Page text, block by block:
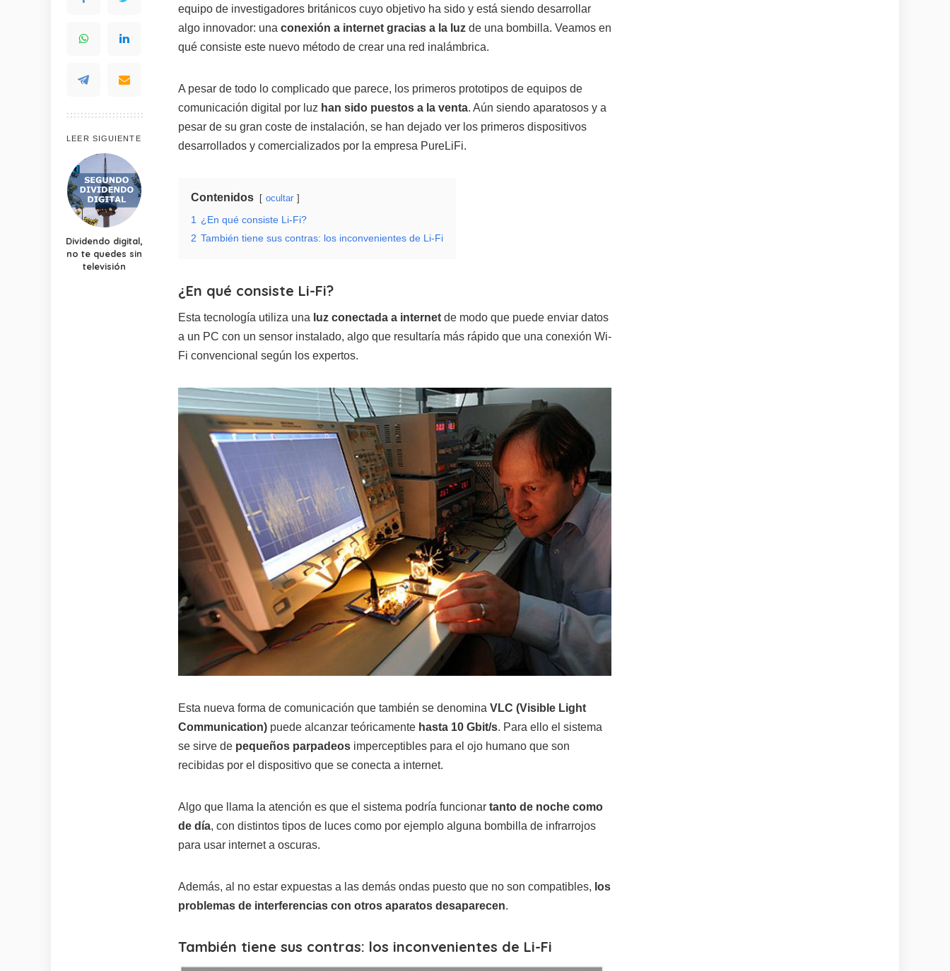
LEER SIGUIENTE
Dividendo digital,
no te quedes sin
televisión
equipo de investigadores británicos cuyo objetivo ha sido y está siendo desarrollar
algo innovador: una conexión a internet gracias a la luz de una bombilla. Veamos en
qué consiste este nuevo método de crear una red inalámbrica.
A pesar de todo lo complicado que parece, los primeros prototipos de equipos de
comunicación digital por luz han sido puestos a la venta. Aún siendo aparatosos y a
pesar de su gran coste de instalación, se han dejado ver los primeros dispositivos
desarrollados y comercializados por la empresa PureLiFi.
Contenidos ocultar
1
¿En qué consiste Li-Fi?
2 También tiene sus contras: los inconvenientes de Li-Fi
¿En qué consiste Li-Fi?
Esta tecnología utiliza una luz conectada a internet de modo que puede enviar datos
a un PC con un sensor instalado, algo que resultaría más rápido que una conexión Wi-
Fi convencional según los expertos.
Esta nueva forma de comunicación que también se denomina VLC (Visible Light
Communication) puede alcanzar teóricamente hasta 10 Gbit/s. Para ello el sistema
se sirve de pequeños parpadeos imperceptibles para el ojo humano que son
recibidas por el dispositivo que se conecta a internet.
Algo que llama la atención es que el sistema podría funcionar tanto de noche como
de día, con distintos tipos de luces como por ejemplo alguna bombilla de infrarrojos
para usar internet a oscuras.
Además, al no estar expuestas a las demás ondas puesto que no son compatibles, los
problemas de interferencias con otros aparatos desaparecen.
También tiene sus contras: los inconvenientes de Li-Fi